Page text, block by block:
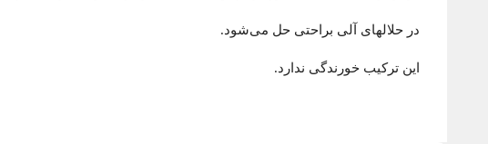
در حلالهای آلی براحتی حل می‌شود.
این ترکیب خورندگی ندارد.